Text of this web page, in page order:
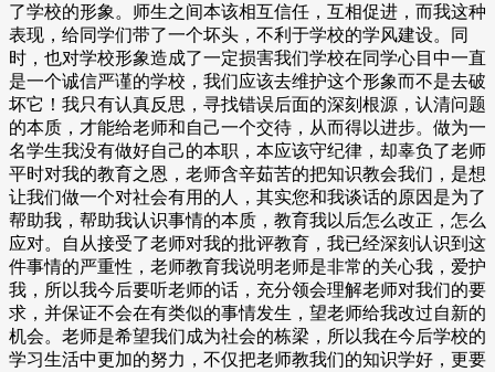
了学校的形象。师生之间本该相互信任，互相促进，而我这种
表现，给同学们带了一个坏头，不利于学校的学风建设。同
时，也对学校形象造成了一定损害我们学校在同学心目中一直
是一个诚信严谨的学校，我们应该去维护这个形象而不是去破
坏它！我只有认真反思，寻找错误后面的深刻根源，认清问题
的本质，才能给老师和自己一个交待，从而得以进步。做为一
名学生我没有做好自己的本职，本应该守纪律，却辜负了老师
平时对我的教育之恩，老师含辛茹苦的把知识教会我们，是想
让我们做一个对社会有用的人，其实您和我谈话的原因是为了
帮助我，帮助我认识事情的本质，教育我以后怎么改正，怎么
应对。自从接受了老师对我的批评教育，我已经深刻认识到这
件事情的严重性，老师教育我说明老师是非常的关心我，爱护
我，所以我今后要听老师的话，充分领会理解老师对我们的要
求，并保证不会在有类似的事情发生，望老师给我改过自新的
机会。老师是希望我们成为社会的栋梁，所以我在今后学校的
学习生活中更加的努力，不仅把老师教我们的知识学好，更要